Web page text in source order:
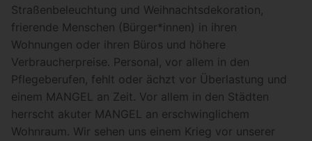
Straßenbeleuchtung und Weihnachtsdekoration,
frierende Menschen (Bürger*innen) in ihren
Wohnungen oder ihren Büros und höhere
Verbraucherpreise. Personal, vor allem in den
Pflegeberufen, fehlt oder ächzt vor Überlastung und
einem MANGEL an Zeit. Vor allem in den Städten
herrscht akuter MANGEL an erschwinglichem
Wohnraum. Wir sehen uns einem Krieg vor unserer